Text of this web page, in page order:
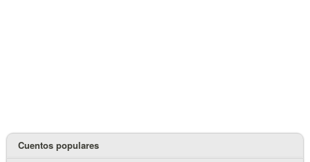
Cuentos populares